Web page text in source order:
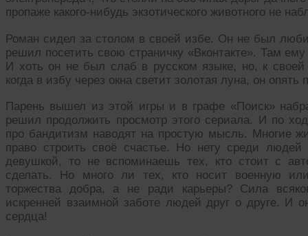
пропаже какого-нибудь экзотического животного не
Роман сидел за столом в своей избе. Он не был
решил посетить свою страничку «Вконтакте». Там
И хоть он не был слаб в русском языке, но, к
когда в избу через окна светит золотая луна, он
Парень вышел из этой игры и в графе «Поиск»
решил продолжить просмотр этого сериала. И по
про бандитизм наводят на простую мысль. Многие
право строить своё счастье. Но нету среди
девушкой, то не вспоминаешь тех, кто стоит с
сделать. Но много ли тех, кто носит военную
торжества добра, а не ради карьеры? Сила
искренней взаимной заботе людей друг о друге. И
сердца!